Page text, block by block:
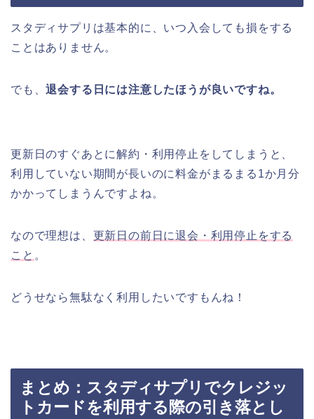
スタディサプリは基本的に、いつ入会しても損をする
ことはありません。
でも、退会する日には注意したほうが良いですね。
更新日のすぐあとに解約・利用停止をしてしまうと、
利用していない期間が長いのに料金がまるまる1か月分
かかってしまうんですよね。
なので理想は、 更新日の前日に退会・利用停止をする
こと 。
どうせなら無駄なく利用したいですもんね！
まとめ：スタディサプリでクレジッ
トカードを利用する際の引き落とし